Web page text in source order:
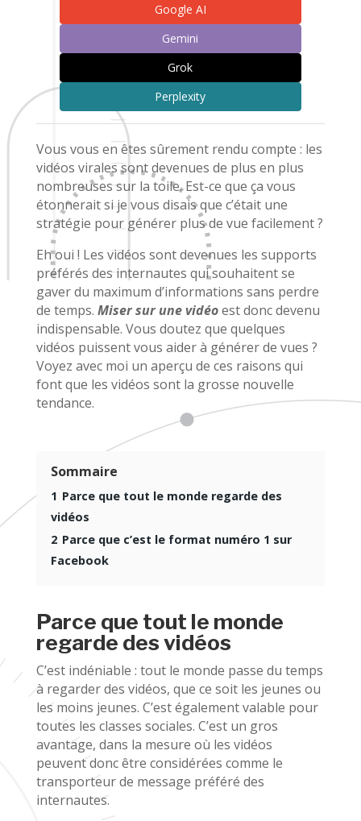
Google AI
Gemini
Grok
Perplexity
Vous vous en êtes sûrement rendu compte : les
vidéos virales sont devenues de plus en plus
nombreuses sur la toile. Est-ce que ça vous
étonnerait si je vous disais que c’était une
stratégie pour générer plus de vue facilement ?
Eh oui ! Les vidéos sont devenues les supports
préférés des internautes qui souhaitent se
gaver du maximum d’informations sans perdre
de temps. Miser sur une vidéoest donc devenu
indispensable. Vous doutez que quelques
vidéos puissent vous aider à générer de vues ?
Voyez avec moi un aperçu de ces raisons qui
font que les vidéos sont la grosse nouvelle
tendance.
Sommaire
1 Parce que tout le monde regarde des
vidéos
2 Parce que c’est le format numéro 1 sur
Facebook
Parce que tout le monde
regarde des vidéos
C’est indéniable : tout le monde passe du temps
à regarder des vidéos, que ce soit les jeunes ou
les moins jeunes. C’est également valable pour
toutes les classes sociales. C’est un gros
avantage, dans la mesure où les vidéos
peuvent donc être considérées comme le
transporteur de message préféré des
internautes.